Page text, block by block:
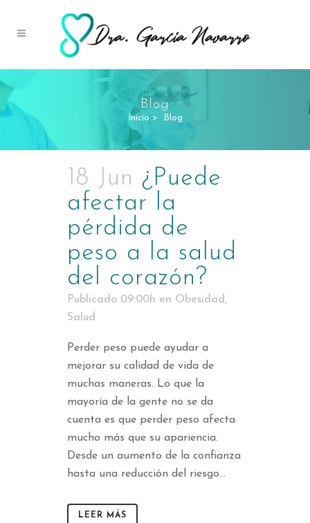
Blog
Inicio > Blog
18 Jun ¿Puede
afectar la
pérdida de
peso a la salud
del corazón?
Publicado 09:00h en Obesidad ,
Salud
Perder peso puede ayudar a
mejorar su calidad de vida de
muchas maneras. Lo que la
mayoría de la gente no se da
cuenta es que perder peso afecta
mucho más que su apariencia.
Desde un aumento de la confianza
hasta una reducción del riesgo...
LEER MÁS